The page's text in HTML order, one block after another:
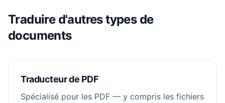
Traduire d'autres types de
documents
Traducteur de PDF
Spécialisé pour les PDF — y compris les fichiers